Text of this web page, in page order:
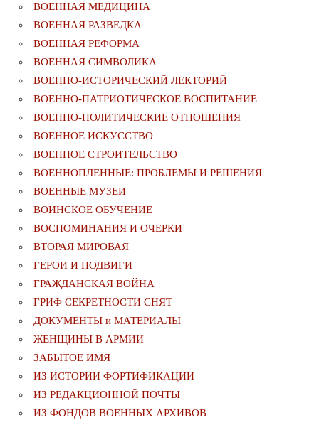
ВОЕННАЯ МЕДИЦИНА
ВОЕННАЯ РАЗВЕДКА
ВОЕННАЯ РЕФОРМА
ВОЕННАЯ СИМВОЛИКА
ВОЕННО-ИСТОРИЧЕСКИЙ ЛЕКТОРИЙ
ВОЕННО-ПАТРИОТИЧЕСКОЕ ВОСПИТАНИЕ
ВОЕННО-ПОЛИТИЧЕСКИE ОТНОШЕНИЯ
ВОЕННОЕ ИСКУССТВО
ВОЕННОЕ СТРОИТЕЛЬСТВО
ВОЕННОПЛЕННЫЕ: ПРОБЛЕМЫ И РЕШЕНИЯ
ВОЕННЫЕ МУЗЕИ
ВОИНСКОЕ ОБУЧЕНИЕ
ВОСПОМИНАНИЯ И ОЧЕРКИ
ВТОРАЯ МИРОВАЯ
ГЕРОИ И ПОДВИГИ
ГРАЖДАНСКАЯ ВОЙНА
ГРИФ СЕКРЕТНОСТИ СНЯТ
ДОКУМЕНТЫ и МАТЕРИАЛЫ
ЖЕНЩИНЫ В АРМИИ
ЗАБЫТОЕ ИМЯ
ИЗ ИСТОРИИ ФОРТИФИКАЦИИ
ИЗ РЕДАКЦИОННОЙ ПОЧТЫ
ИЗ ФОНДОВ ВОЕННЫХ АРХИВОВ